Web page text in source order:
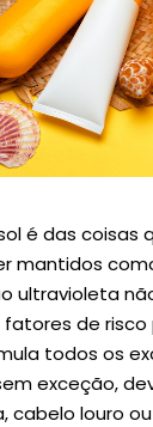
é das coisas
mantidos
ultravioleta
fatores de
todos os
exceção,
cabelo louro